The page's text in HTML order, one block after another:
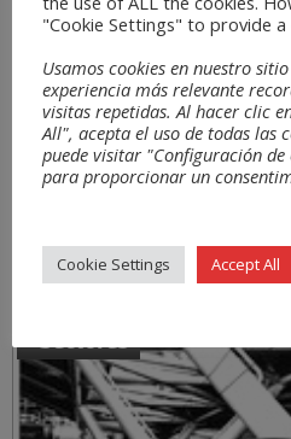
Sectores
"Cookie Settings" to provide
Usamos cookies en nuestro
experiencia más relevante
visitas repetidas. Al hacer clic
All", acepta el uso de todas las
puede visitar "Configuración de
para proporcionar un
Cookie Settings Accept All